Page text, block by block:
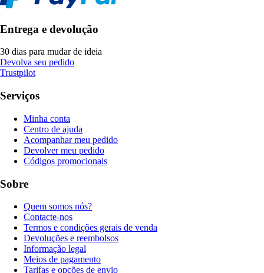
Entrega e devolução
30 dias para mudar de ideia
Devolva seu pedido
Trustpilot
Serviços
Minha conta
Centro de ajuda
Acompanhar meu pedido
Devolver meu pedido
Códigos promocionais
Sobre
Quem somos nós?
Contacte-nos
Termos e condições gerais de venda
Devoluções e reembolsos
Informação legal
Meios de pagamento
Tarifas e opções de envio